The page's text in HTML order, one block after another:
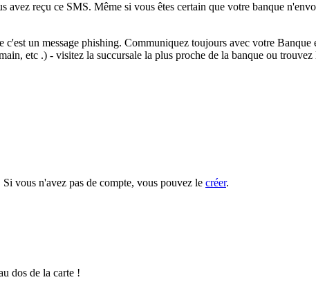
reçu ce SMS. Même si vous êtes certain que votre banque
un message phishing. Communiquez toujours avec votre
etc .) - visitez la succursale la plus proche de la banque ou
vous n'avez pas de compte, vous pouvez le créer.
dos de la carte !